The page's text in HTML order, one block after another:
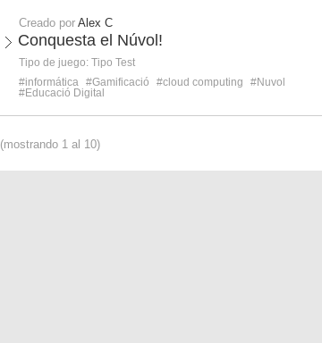
Creado por Alex C
Conquesta el Núvol!
Tipo de juego: Tipo Test
#informática #Gamificació #cloud computing
#Nuvol
#Educació Digital
(mostrando 1 al 10)